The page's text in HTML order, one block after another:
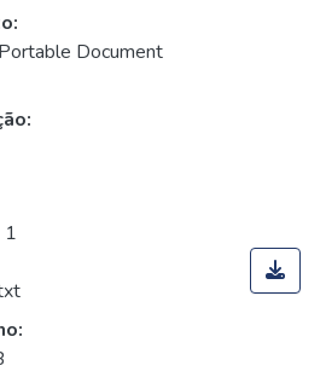
Document
1